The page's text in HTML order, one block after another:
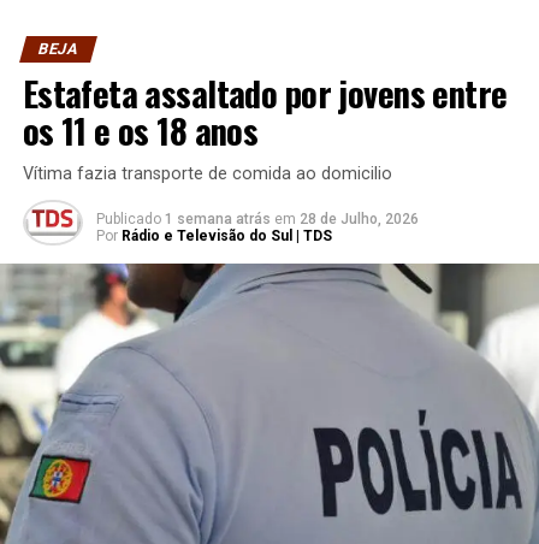
BEJA
Estafeta assaltado por jovens entre
os 11 e os 18 anos
Vítima fazia transporte de comida ao domicilio
Publicado 1 semana atrás em 28 de Julho, 2026
Por Rádio e Televisão do Sul | TDS